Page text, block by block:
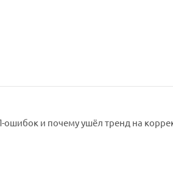
и почему ушёл тренд на